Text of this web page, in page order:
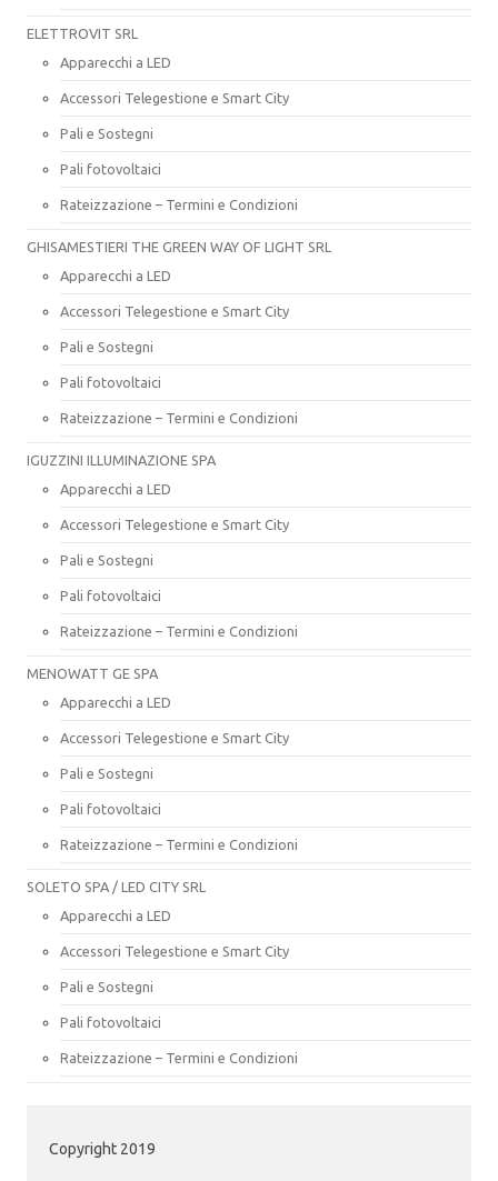
ELETTROVIT SRL
Apparecchi a LED
Accessori Telegestione e Smart City
Pali e Sostegni
Pali fotovoltaici
Rateizzazione – Termini e Condizioni
GHISAMESTIERI THE GREEN WAY OF LIGHT SRL
Apparecchi a LED
Accessori Telegestione e Smart City
Pali e Sostegni
Pali fotovoltaici
Rateizzazione – Termini e Condizioni
IGUZZINI ILLUMINAZIONE SPA
Apparecchi a LED
Accessori Telegestione e Smart City
Pali e Sostegni
Pali fotovoltaici
Rateizzazione – Termini e Condizioni
MENOWATT GE SPA
Apparecchi a LED
Accessori Telegestione e Smart City
Pali e Sostegni
Pali fotovoltaici
Rateizzazione – Termini e Condizioni
SOLETO SPA / LED CITY SRL
Apparecchi a LED
Accessori Telegestione e Smart City
Pali e Sostegni
Pali fotovoltaici
Rateizzazione – Termini e Condizioni
Copyright 2019